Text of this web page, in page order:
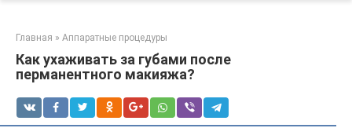
Главная » Аппаратные процедуры
Как ухаживать за губами после
перманентного макияжа?